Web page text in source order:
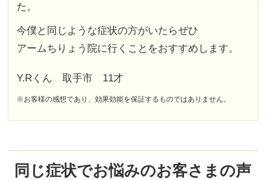
た。
今僕と同じような症状の方がいたらぜひ
アームちりょう院に行くことをおすすめします。
Y.Rくん 取手市 11才
※お客様の感想であり、効果効能を保証するものではありません。
同じ症状でお悩みのお客さまの声